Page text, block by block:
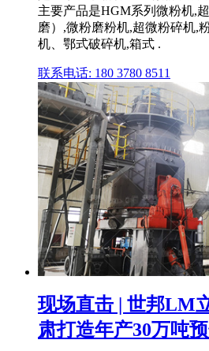
主要产品是HGM系列微粉机,
磨）,微粉磨粉机,超微粉碎机,
机、鄂式破碎机,箱式 .
联系电话: 180 3780 8511
现场直击 | 世邦LM
肃打造年产30万吨